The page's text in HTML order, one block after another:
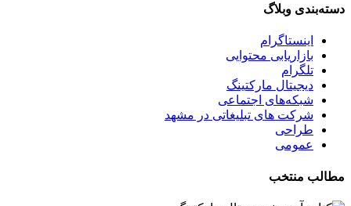
دسته‌بندی وبلاگ
اینستاگرام
بازاریابی محتوایی
تلگرام
دیجیتال مارکتینگ
شبکه‌های اجتماعی
شرکت های تبلیغاتی در مشهد
طراحی
عمومی
مطالب منتخب